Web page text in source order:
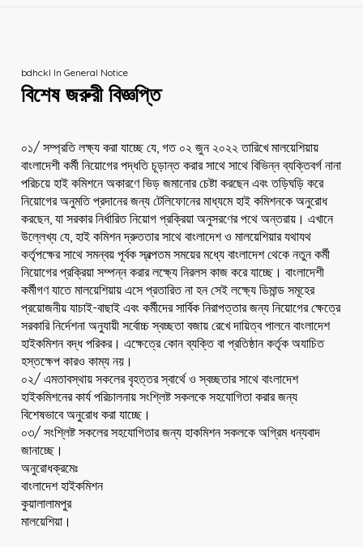
bdhckl In General Notice
বিশেষ জরুরী বিজ্ঞপ্তি
০১/ সম্প্রতি লক্ষ্য করা যাচ্ছে যে, গত ০২ জুন ২০২২ তারিখে মালয়েশিয়ায়
বাংলাদেশী কর্মী নিয়োগের পদ্ধতি চূড়ান্ত করার সাথে সাথে বিভিন্ন ব্যক্তিবর্গ নানা
পরিচয়ে হাই কমিশনে অকারণে ভিড় জমানোর চেষ্টা করছেন এবং তড়িঘড়ি করে
নিয়োগের অনুমতি প্রদানের জন্য টেলিফোনের মাধ্যমে হাই কমিশনকে অনুরোধ
করছেন, যা সরকার নির্ধারিত নিয়োগ প্রক্রিয়া অনুসরণের পথে অন্তরায়। এখানে
উল্লেখ্য যে, হাই কমিশন দ্রুততার সাথে বাংলাদেশ ও মালয়েশিয়ার যথাযথ
কর্তৃপক্ষের সাথে সমন্বয় পূর্বক স্বল্পতম সময়ের মধ্যে বাংলাদেশ থেকে নতুন কর্মী
নিয়োগের প্রক্রিয়া সম্পন্ন করার লক্ষ্যে নিরলস কাজ করে যাচ্ছে। বাংলাদেশী
কর্মীগণ যাতে মালয়েশিয়ায় এসে প্রতারিত না হন সেই লক্ষ্যে ডিমান্ড সমূহের
প্রয়োজনীয় যাচাই-বাছাই এবং কর্মীদের সার্বিক নিরাপত্তার জন্য নিয়োগের ক্ষেত্রে
সরকারি নির্দেশনা অনুযায়ী সর্বোচ্চ স্বচ্ছতা বজায় রেখে দায়িত্ব পালনে বাংলাদেশ
হাইকমিশন বদ্ধ পরিকর। এক্ষেত্রে কোন ব্যক্তি বা প্রতিষ্ঠান কর্তৃক অযাচিত
হস্তক্ষেপ কারও কাম্য নয়।
০২/ এমতাবস্থায় সকলের বৃহত্তর স্বার্থে ও স্বচ্ছতার সাথে বাংলাদেশ
হাইকমিশনের কার্য পরিচালনায় সংশ্লিষ্ট সকলকে সহযোগিতা করার জন্য
বিশেষভাবে অনুরোধ করা যাচ্ছে।
০৩/ সংশ্লিষ্ট সকলের সহযোগিতার জন্য হাকমিশন সকলকে অগ্রিম ধন্যবাদ
জানাচ্ছে।
অনুরোধক্রমেঃ
বাংলাদেশ হাইকমিশন
কুয়ালালামপুর
মালয়েশিয়া।